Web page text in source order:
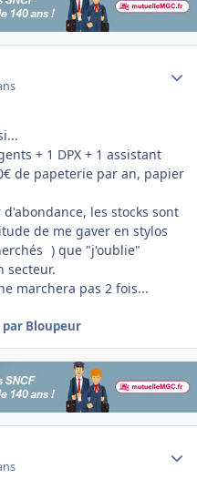
+ 1 DPX + 1 assistant
de papeterie par an, papier
les stocks sont
de me gaver en stylos
) que "j'oublie"
secteur.
marchera pas 2 fois...
par Bloupeur